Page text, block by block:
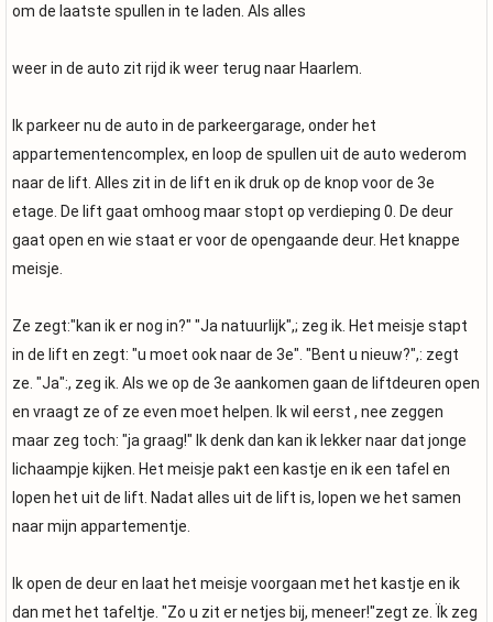
om de laatste spullen in te laden. Als alles
weer in de auto zit rijd ik weer terug naar Haarlem.
Ik parkeer nu de auto in de parkeergarage, onder het
appartementencomplex, en loop de spullen uit de auto wederom
naar de lift. Alles zit in de lift en ik druk op de knop voor de 3e
etage. De lift gaat omhoog maar stopt op verdieping 0. De deur
gaat open en wie staat er voor de opengaande deur. Het knappe
meisje.
Ze zegt:"kan ik er nog in?" "Ja natuurlijk",; zeg ik. Het meisje stapt
in de lift en zegt: "u moet ook naar de 3e". "Bent u nieuw?",: zegt
ze. "Ja":, zeg ik. Als we op de 3e aankomen gaan de liftdeuren open
en vraagt ze of ze even moet helpen. Ik wil eerst , nee zeggen
maar zeg toch: "ja graag!" Ik denk dan kan ik lekker naar dat jonge
lichaampje kijken. Het meisje pakt een kastje en ik een tafel en
lopen het uit de lift. Nadat alles uit de lift is, lopen we het samen
naar mijn appartementje.
Ik open de deur en laat het meisje voorgaan met het kastje en ik
dan met het tafeltje. "Zo u zit er netjes bij, meneer!"zegt ze. Ïk zeg